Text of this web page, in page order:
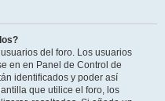
del foro. Los usuarios
en en Panel de Control de
identificados y poder así
que utilice el foro, los